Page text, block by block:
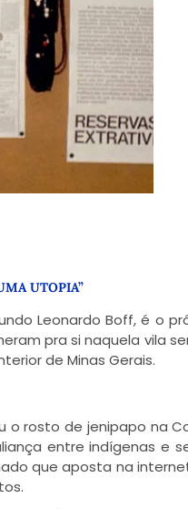
UTOPIA”
Leonardo Boff, é o
pra si naquela vila
de Minas Gerais.
o rosto de jenipapo na
entre indígenas e
que aposta na